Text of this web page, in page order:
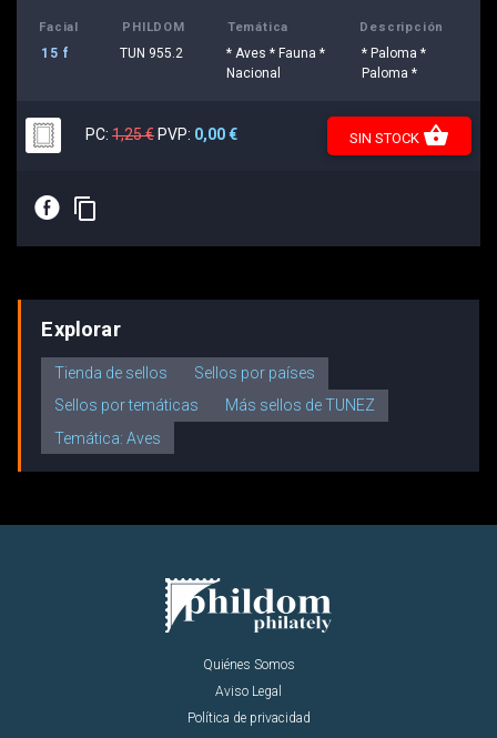
Facial PHILDOM Temática Descripción
15 f TUN 955.2
* Aves * Fauna *
Nacional
* Paloma *
Paloma *
PC: 1,25 € PVP: 0,00 € SIN STOCK shopping_basket
E content_copy
Explorar
Tienda de sellos
Sellos por países
Sellos por temáticas
Más sellos de TUNEZ
Temática: Aves
Quiénes Somos
Aviso Legal
Política de privacidad